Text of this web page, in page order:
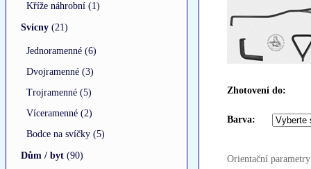
Kříže náhrobní (1)
Svícny (21)
Jednoramenné (6)
Dvojramenné (3)
Trojramenné (5)
Víceramenné (2)
Bodce na svíčky (5)
Dům / byt (90)
Zhotovení do:
Barva:
Orientační